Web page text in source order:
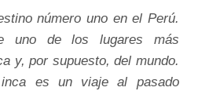
número uno en el Perú.
uno de los lugares más
y, por supuesto, del mundo.
es un viaje al pasado